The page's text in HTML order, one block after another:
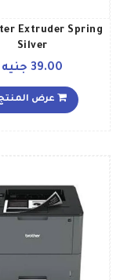
Extruder Spring
Silver
39.00 جنيه
عرض